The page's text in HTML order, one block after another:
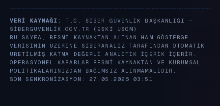
VERI KAYNAĞI:
T.C. SIBER GÜVENLIK BAŞKANLIĞI —
SIBERGUVENLIK.GOV.TR
(ESKI USOM)
BU SAYFA, RESMI KAYNAKTAN ALINAN HAM GÖSTERGE
VERISININ ÜZERINE SIBERANALIZ TARAFINDAN OTOMATIK
ÜRETILMIŞ KATMA DEĞERLI ANALITIK IÇERIK IÇERIR.
OPERASYONEL KARARLAR RESMI KAYNAKTAN VE KURUMSAL
POLITIKALARINIZDAN BAĞIMSIZ ALINMAMALIDIR.
SON SENKRONIZASYON: 27.05.2026 03:51